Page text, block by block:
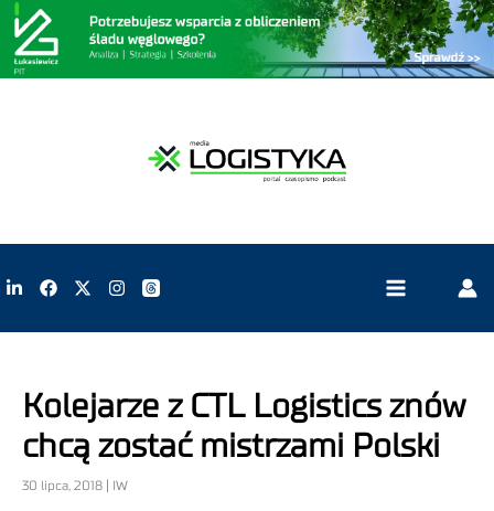
Kolejarze z CTL Logistics znów
chcą zostać mistrzami Polski
30 lipca, 2018 | IW